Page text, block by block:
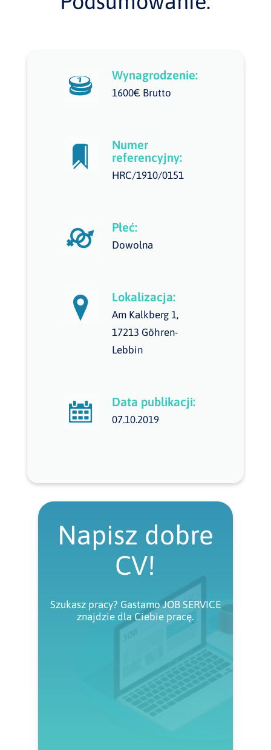
Wynagrodzenie:
1600€ Brutto
Numer
referencyjny:
HRC/1910/0151
Płeć:
Dowolna
Lokalizacja:
Am Kalkberg 1,
17213 Göhren-
Lebbin
Data publikacji:
07.10.2019
Napisz dobre
CV!
Szukasz pracy? Gastamo JOB SERVICE
znajdzie dla Ciebie pracę.